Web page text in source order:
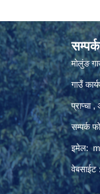
मोलुंङ
गाउँ
प्राप्चा
सम्पर्क
इमेल: